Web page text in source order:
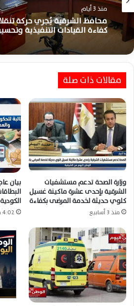
الشرقية
منذ 3 أيام
محافظ الشرقية يُجري حركة
منذ 5 أيام
محافظ الشرقية يفتتح مبنى
لتسهيل خدمات المواطنين
مقالات ذات صلة
وزارة الصحة تدعم مستشفيات
الشرقية بإحدى عشرة ماكينة غسيل
كلوي حديثة لخدمة المرضى بكفاءة
منذ 3 أسابيع
بيان
4:02 م8 يوليو، 2026